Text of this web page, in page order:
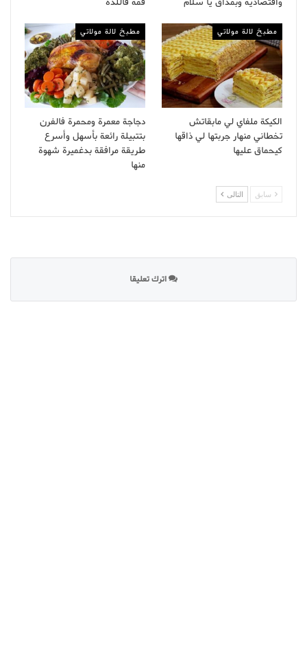
مطبخ لالة مولاتي
الكيكة ملفاي لي مابقاتش
تخطاني منهار جربتها لي ذاقها
كيحماق عليها
مطبخ لالة مولاتي
دجاجة معمرة ومحمرة فالفرن
بتتبيلة رائعة بأسهل وأسرع
طريقة مرافقة بدغميرة شهوة
منها
سابق التالى
اترك تعليقا